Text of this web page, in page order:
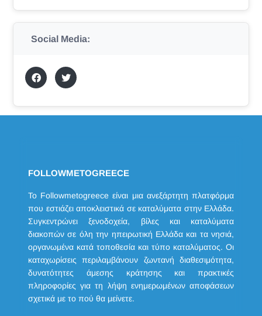
Social Media:
FOLLOWMETOGREECE
Το Followmetogreece είναι μια ανεξάρτητη πλατφόρμα
που εστιάζει αποκλειστικά σε καταλύματα στην Ελλάδα.
Συγκεντρώνει ξενοδοχεία, βίλες και καταλύματα
διακοπών σε όλη την ηπειρωτική Ελλάδα και τα νησιά,
οργανωμένα κατά τοποθεσία και τύπο καταλύματος. Οι
καταχωρίσεις περιλαμβάνουν ζωντανή διαθεσιμότητα,
δυνατότητες άμεσης κράτησης και πρακτικές
πληροφορίες για τη λήψη ενημερωμένων αποφάσεων
σχετικά με το πού θα μείνετε.